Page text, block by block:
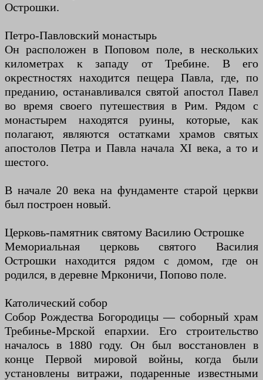
Острошки.
Петро-Павловский монастырь
Он расположен в Поповом поле, в нескольких
километрах к западу от Требине. В его
окрестностях находится пещера Павла, где, по
преданию, останавливался святой апостол Павел
во время своего путешествия в Рим. Рядом с
монастырем находятся руины, которые, как
полагают, являются остатками храмов святых
апостолов Петра и Павла начала XI века, а то и
шестого.
В начале 20 века на фундаменте старой церкви
был построен новый.
Церковь-памятник святому Василию Острошке
Мемориальная церковь святого Василия
Острошки находится рядом с домом, где он
родился, в деревне Мрконичи, Попово поле.
Католический собор
Собор Рождества Богородицы — соборный храм
Требинье-Мрской епархии. Его строительство
началось в 1880 году. Он был восстановлен в
конце Первой мировой войны, когда были
установлены витражи, подаренные известными